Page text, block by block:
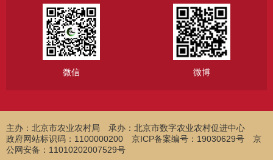
微信 微博
主办：北京市农业农村局
承办：北京市数字农业农村促进中心
政府网站标识码：1100000200 京ICP备案编号：19030629号 京
公网安备：11010202007529号